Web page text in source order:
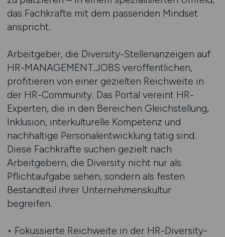
das Fachkräfte mit dem passenden Mindset
anspricht.
Arbeitgeber, die Diversity-Stellenanzeigen auf
HR-MANAGEMENT.JOBS veröffentlichen,
profitieren von einer gezielten Reichweite in
der HR-Community. Das Portal vereint HR-
Experten, die in den Bereichen Gleichstellung,
Inklusion, interkulturelle Kompetenz und
nachhaltige Personalentwicklung tätig sind.
Diese Fachkräfte suchen gezielt nach
Arbeitgebern, die Diversity nicht nur als
Pflichtaufgabe sehen, sondern als festen
Bestandteil ihrer Unternehmenskultur
begreifen.
• Fokussierte Reichweite in der HR-Diversity-